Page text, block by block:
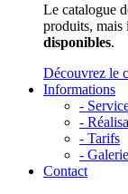
Le catalogue
produits, mais
disponibles.
Découvrez le
Informations
-
-
- Tarifs
- Galerie
Contact